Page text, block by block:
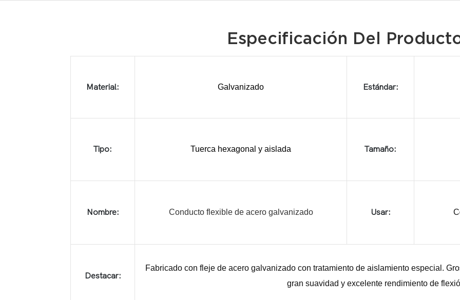
Especificación Del
Material: Galvanizado Estándar:
Tipo: Tuerca hexagonal y aislada Tamaño:
Nombre: Conducto flexible de acero galvanizado Usar:
Destacar:
Fabricado con fleje de acero galvanizado con tratamiento de aislamiento especial.
gran suavidad y excelente rendimiento de